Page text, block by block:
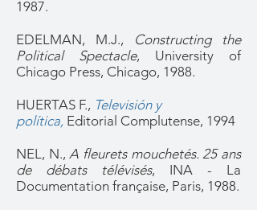
1987.
EDELMAN, M.J., Constructing the
Political Spectacle, University of
Chicago Press, Chicago, 1988.
HUERTAS F., Televisión y
política, Editorial Complutense, 1994
NEL, N.,A fleurets mouchetés. 25 ans
de débats télévisés, INA - La
Documentation française, Paris, 1988.